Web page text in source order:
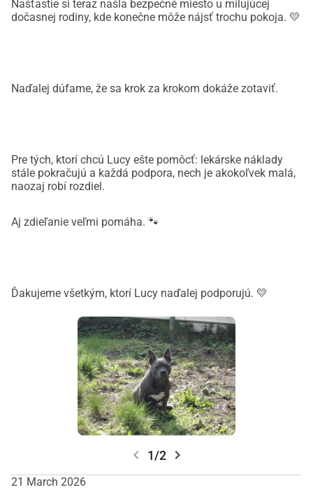
Našťastie si teraz našla bezpečné miesto u milujúcej
dočasnej rodiny, kde konečne môže nájsť trochu pokoja. 💛
Naďalej dúfame, že sa krok za krokom dokáže zotaviť.
Pre tých, ktorí chcú Lucy ešte pomôcť: lekárske náklady
stále pokračujú a každá podpora, nech je akokoľvek malá,
naozaj robí rozdiel.
Aj zdieľanie veľmi pomáha. 🐾
Ďakujeme všetkým, ktorí Lucy naďalej podporujú. 💛
chevron_left 1/2 chevron_right
21 March 2026